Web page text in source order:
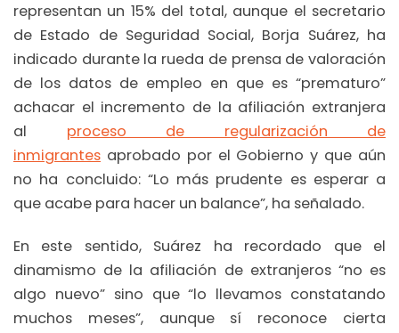
representan un 15% del total, aunque el secretario
de Estado de Seguridad Social, Borja Suárez, ha
indicado durante la rueda de prensa de valoración
de los datos de empleo en que es “prematuro”
achacar el incremento de la afiliación extranjera
al proceso de regularización de
inmigrantes aprobado por el Gobierno y que aún
no ha concluido: “Lo más prudente es esperar a
que acabe para hacer un balance”, ha señalado.
En este sentido, Suárez ha recordado que el
dinamismo de la afiliación de extranjeros “no es
algo nuevo” sino que “lo llevamos constatando
muchos meses”, aunque sí reconoce cierta